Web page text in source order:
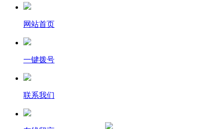
网站首页
一键拨号
联系我们